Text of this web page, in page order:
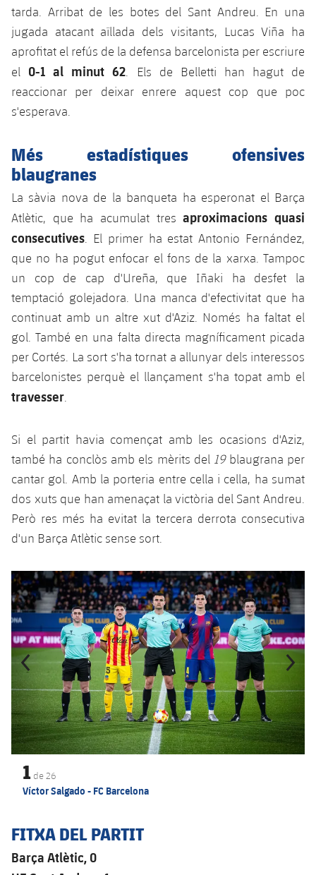
tarda. Arribat de les botes del Sant Andreu. En una
jugada atacant aïllada dels visitants, Lucas Viña ha
aprofitat el refús de la defensa barcelonista per escriure
el 0-1 al minut 62 . Els de Belletti han hagut de
reaccionar per deixar enrere aquest cop que poc
s'esperava.
Més estadístiques ofensives
blaugranes
La sàvia nova de la banqueta ha esperonat el Barça
Atlètic, que ha acumulat tresaproximacions quasi
consecutives . El primer ha estat Antonio Fernández,
que no ha pogut enfocar el fons de la xarxa. Tampoc
un cop de cap d'Ureña, que Iñaki ha desfet la
temptació golejadora. Una manca d'efectivitat que ha
continuat amb un altre xut d'Aziz. Només ha faltat el
gol. També en una falta directa magníficament picada
per Cortés. La sort s'ha tornat a allunyar dels interessos
barcelonistes perquè el llançament s'ha topat amb el
travesser
Si el partit havia començat amb les ocasions d'Aziz,
també ha conclòs amb els mèrits del 19 blaugrana per
cantar gol. Amb la porteria entre cella i cella, ha sumat
dos xuts que han amenaçat la victòria del Sant Andreu.
Però res més ha evitat la tercera derrota consecutiva
d'un Barça Atlètic sense sort.
Anterior
label.aria.chevronleft Següent
1 de 26
Víctor Salgado - FC Barcelona
FITXA DEL PARTIT
Barça Atlètic, 0